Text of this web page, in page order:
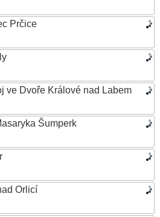
Prčice
ve Dvoře Králové nad Labem
Šumperk
Orlicí